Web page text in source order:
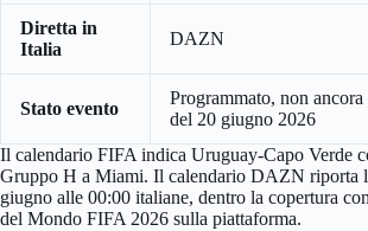
Diretta in
Italia
DAZN
Stato evento
Programmato, non
del 20 giugno 2026
Il calendario FIFA indica Uruguay-Capo Verde
Gruppo H a Miami. Il calendario DAZN riporta
giugno alle 00:00 italiane, dentro la copertura
del Mondo FIFA 2026 sulla piattaforma.